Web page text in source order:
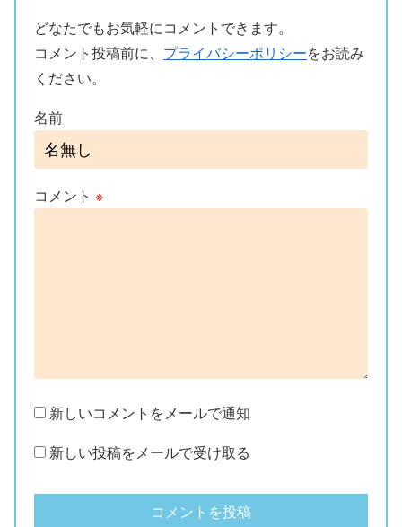
どなたでもお気軽にコメントできます。
コメント投稿前に、 プライバシーポリシーをお読み
ください。
名前
コメント ※
新しいコメントをメールで通知
新しい投稿をメールで受け取る